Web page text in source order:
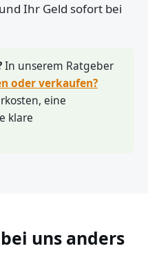
Ihr Geld sofort bei
In unserem Ratgeber
oder verkaufen?
eine
klare
uns anders